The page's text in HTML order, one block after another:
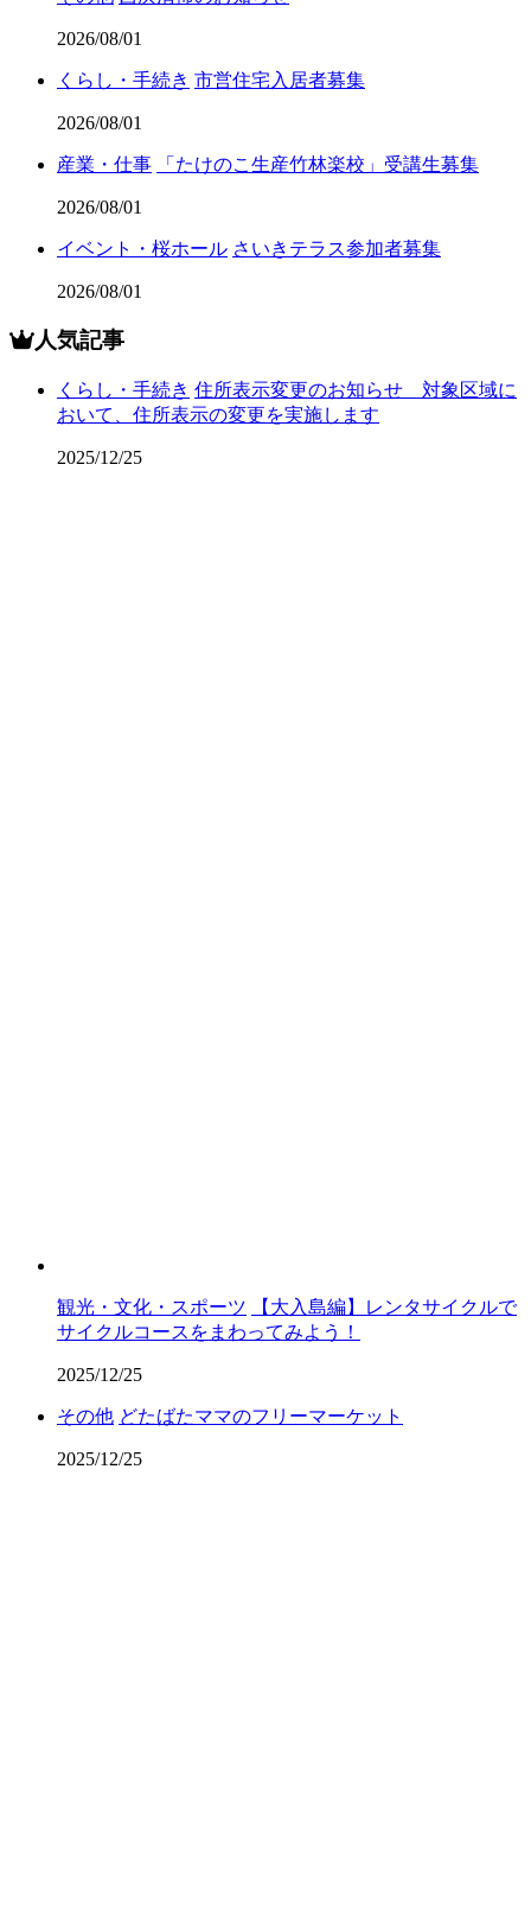
2026/08/01
くらし・手続き 市営住宅入居者募集
2026/08/01
産業・仕事 「たけのこ生産竹林楽校」受講生募集
2026/08/01
イベント・桜ホール さいきテラス参加者募集
2026/08/01
人気記事
くらし・手続き 住所表示変更のお知らせ 対象区域に
おいて、住所表示の変更を実施します
2025/12/25
観光・文化・スポーツ
【大入島編】レンタサイクルで
サイクルコースをまわってみよう！
2025/12/25
その他 どたばたママのフリーマーケット
2025/12/25